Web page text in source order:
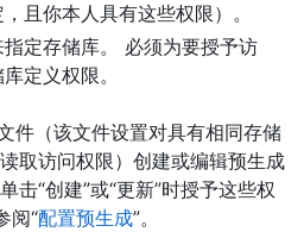
且你本人具有这些权限）。
定存储库。 必须为要授予访
定义权限。
件（该文件设置对具有相同存储
取访问权限）创建或编辑预生成
击“创建”或“更新”时授予这些权
阅“配置预生成”。